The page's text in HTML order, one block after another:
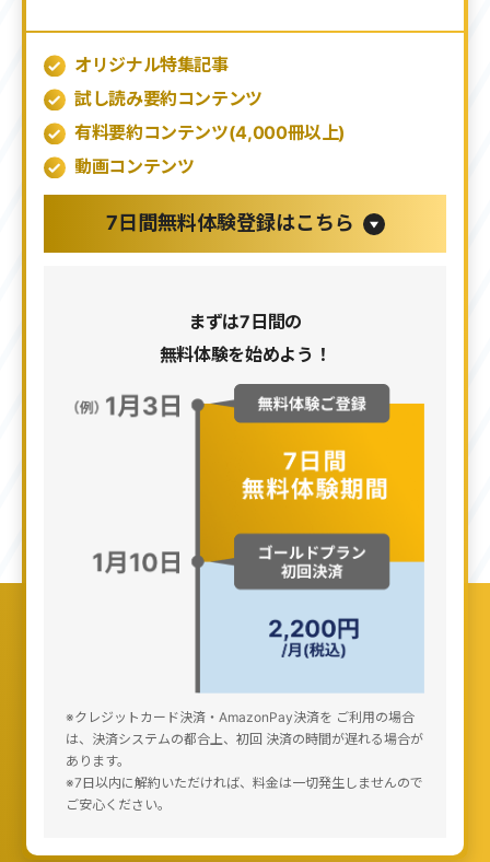
オリジナル特集記事
試し読み要約コンテンツ
有料要約コンテンツ(4,000冊以上)
動画コンテンツ
7日間無料体験登録はこちら
まずは7日間の
無料体験を始めよう！
※クレジットカード決済・AmazonPay決済を ご利用の場合
は、決済システムの都合上、初回 決済の時間が遅れる場合が
あります。
※7日以内に解約いただければ、料金は一切発生しませんので
ご安心ください。